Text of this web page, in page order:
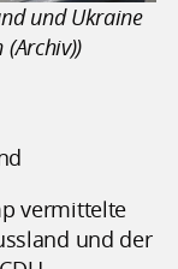
und Ukraine
vermittelte
und der